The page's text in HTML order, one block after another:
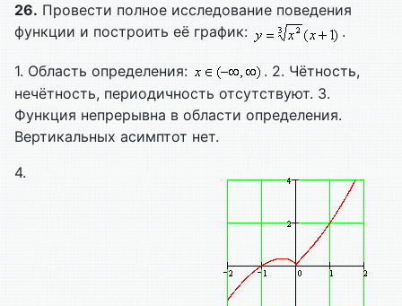
26. Провести полное исследование поведения
функции и построить её график:
.
1. Область определения:
. 2. Чётность,
нечётность, периодичность отсутствуют. 3.
Функция непрерывна в области определения.
Вертикальных асимптот нет.
4.